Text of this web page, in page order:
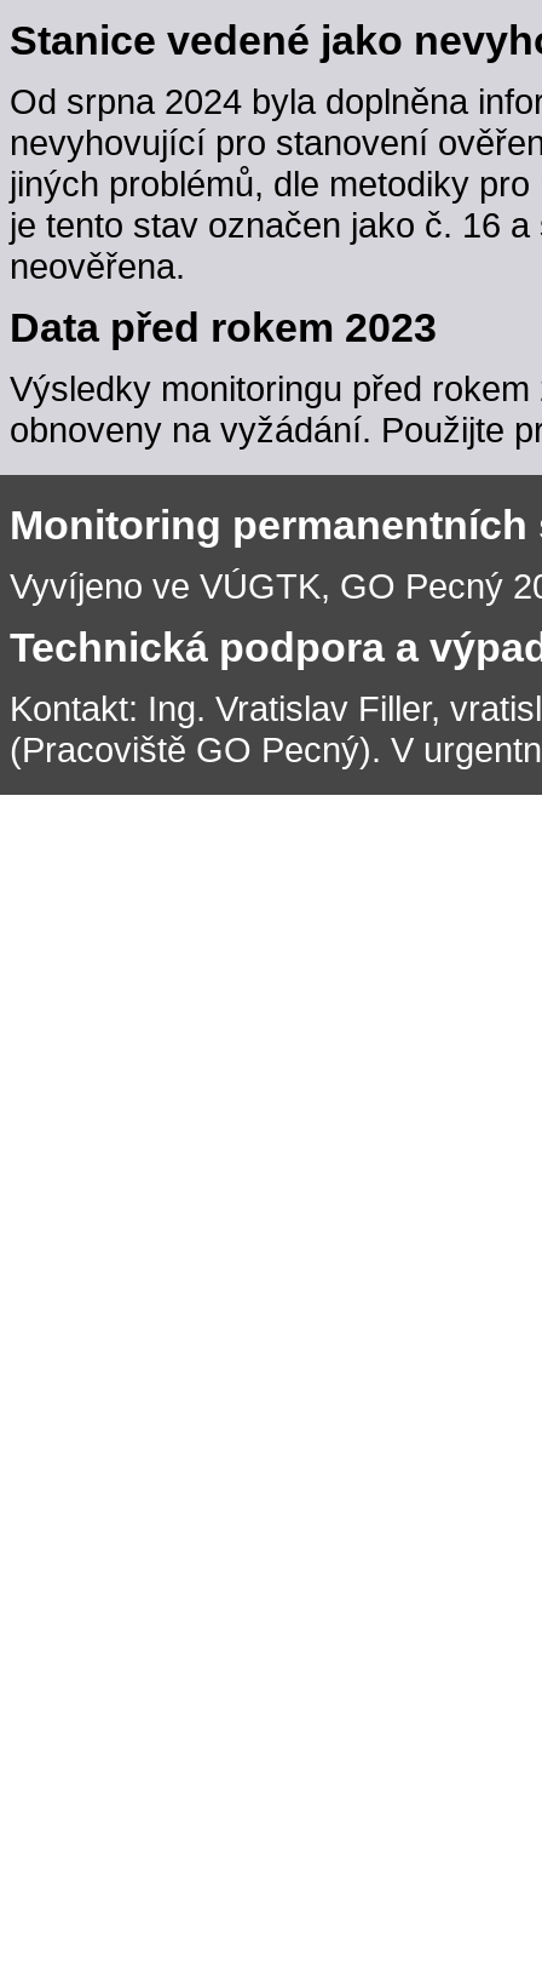
Stanice vedené jako
Od srpna 2024 byla doplněna
nevyhovující pro stanovení
jiných problémů, dle metodiky
je tento stav označen jako č. 16
neověřena.
Data před rokem 2023
Výsledky monitoringu před
obnoveny na vyžádání. Použijte
Monitoring permanentních
Vyvíjeno ve VÚGTK, GO Pecný
Technická podpora a
Kontakt: Ing. Vratislav Filler,
(Pracoviště GO Pecný). V